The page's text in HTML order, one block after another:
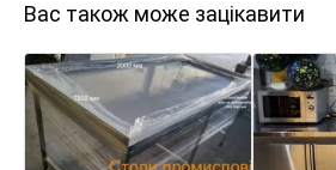
Вас також може зацікавити